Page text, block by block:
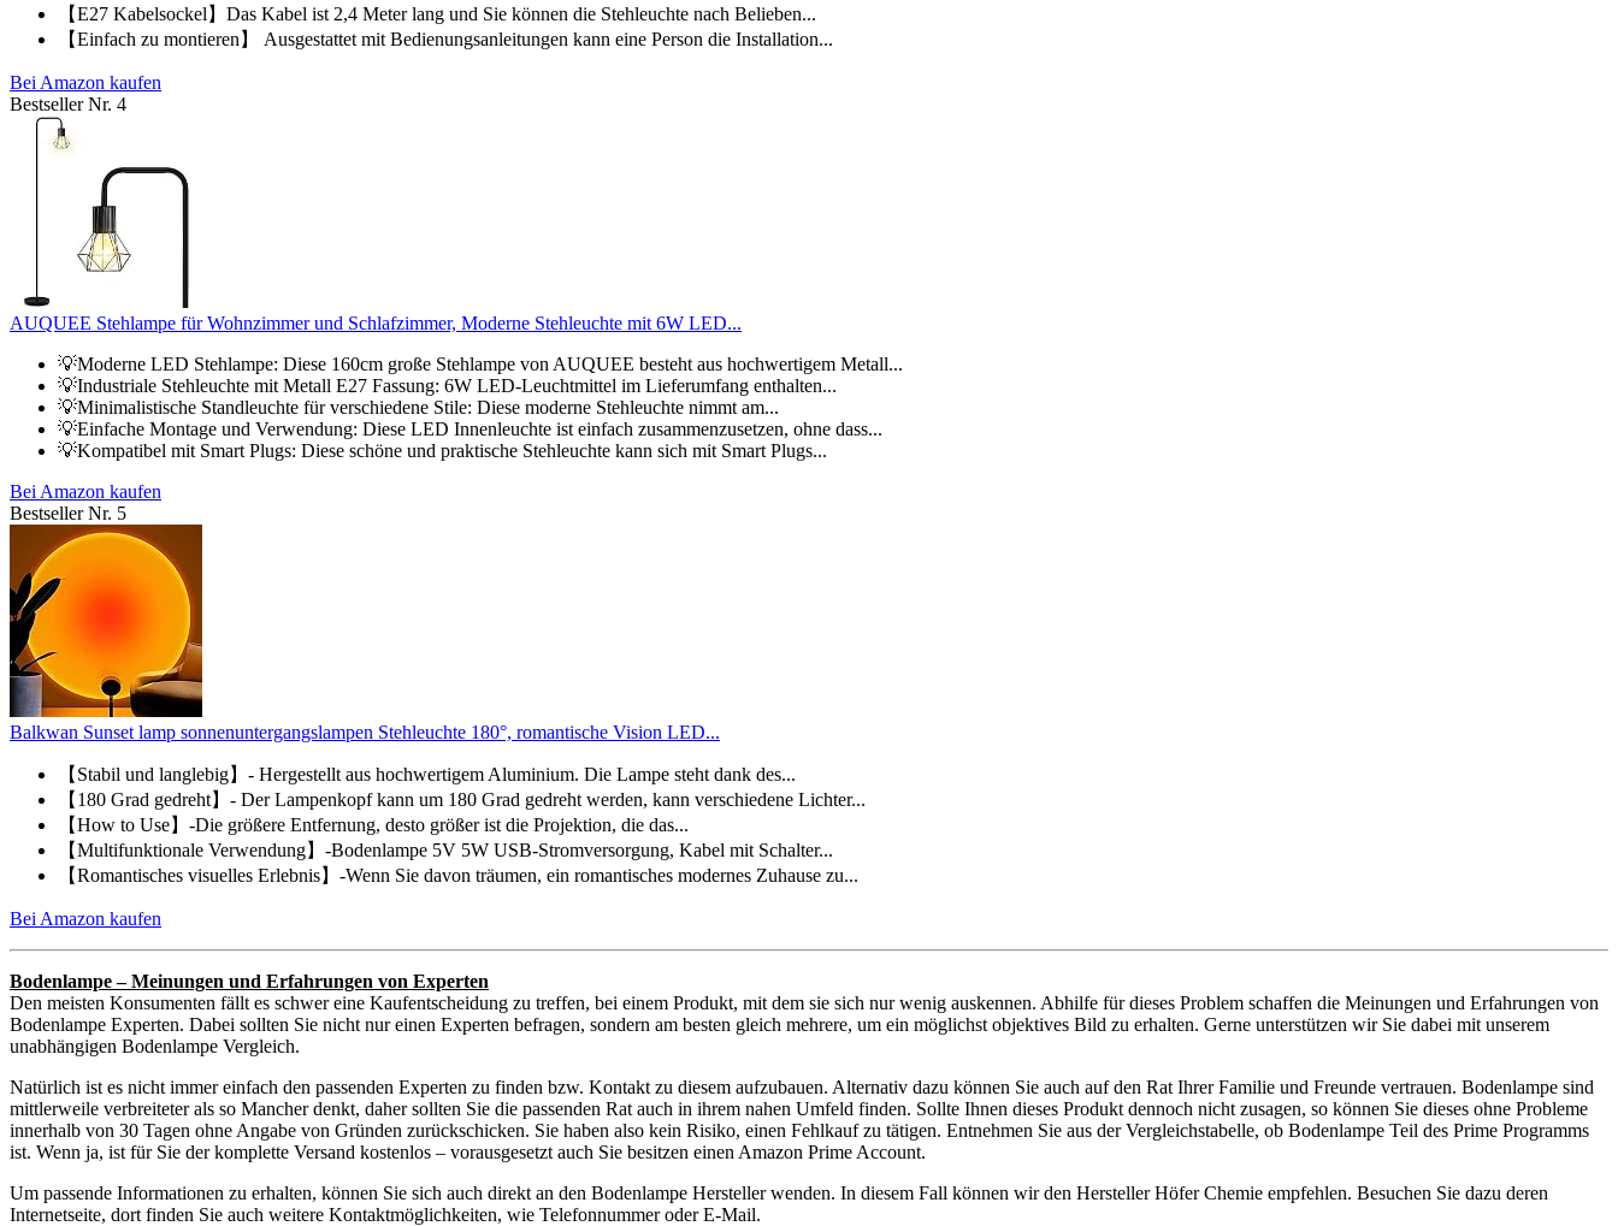
【E27 Kabelsockel】Das Kabel ist 2,4 Meter lang und Sie können die Stehleuchte nach Belieben...
【Einfach zu montieren】 Ausgestattet mit Bedienungsanleitungen kann eine Person die Installation...
Bei Amazon kaufen
Bestseller Nr. 4
AUQUEE Stehlampe für Wohnzimmer und Schlafzimmer, Moderne Stehleuchte mit 6W LED...
💡Moderne LED Stehlampe: Diese 160cm große Stehlampe von AUQUEE besteht aus hochwertigem Metall...
💡Industriale Stehleuchte mit Metall E27 Fassung: 6W LED-Leuchtmittel im Lieferumfang enthalten...
💡Minimalistische Standleuchte für verschiedene Stile: Diese moderne Stehleuchte nimmt am...
💡Einfache Montage und Verwendung: Diese LED Innenleuchte ist einfach zusammenzusetzen, ohne dass...
💡Kompatibel mit Smart Plugs: Diese schöne und praktische Stehleuchte kann sich mit Smart Plugs...
Bei Amazon kaufen
Bestseller Nr. 5
Balkwan Sunset lamp sonnenuntergangslampen Stehleuchte 180°, romantische Vision LED...
【Stabil und langlebig】- Hergestellt aus hochwertigem Aluminium. Die Lampe steht dank des...
【180 Grad gedreht】- Der Lampenkopf kann um 180 Grad gedreht werden, kann verschiedene Lichter...
【How to Use】-Die größere Entfernung, desto größer ist die Projektion, die das...
【Multifunktionale Verwendung】-Bodenlampe 5V 5W USB-Stromversorgung, Kabel mit Schalter...
【Romantisches visuelles Erlebnis】-Wenn Sie davon träumen, ein romantisches modernes Zuhause zu...
Bei Amazon kaufen
Bodenlampe – Meinungen und Erfahrungen von Experten
Den meisten Konsumenten fällt es schwer eine Kaufentscheidung zu treffen, bei einem Produkt, mit dem sie sich nur wenig auskennen. Abhilfe für dieses Problem schaffen die Meinungen und Erfahrungen von
Bodenlampe Experten. Dabei sollten Sie nicht nur einen Experten befragen, sondern am besten gleich mehrere, um ein möglichst objektives Bild zu erhalten. Gerne unterstützen wir Sie dabei mit unserem
unabhängigen Bodenlampe Vergleich.
Natürlich ist es nicht immer einfach den passenden Experten zu finden bzw. Kontakt zu diesem aufzubauen. Alternativ dazu können Sie auch auf den Rat Ihrer Familie und Freunde vertrauen. Bodenlampe sind
mittlerweile verbreiteter als so Mancher denkt, daher sollten Sie die passenden Rat auch in ihrem nahen Umfeld finden. Sollte Ihnen dieses Produkt dennoch nicht zusagen, so können Sie dieses ohne Probleme
innerhalb von 30 Tagen ohne Angabe von Gründen zurückschicken. Sie haben also kein Risiko, einen Fehlkauf zu tätigen. Entnehmen Sie aus der Vergleichstabelle, ob Bodenlampe Teil des Prime Programms
ist. Wenn ja, ist für Sie der komplette Versand kostenlos – vorausgesetzt auch Sie besitzen einen Amazon Prime Account.
Um passende Informationen zu erhalten, können Sie sich auch direkt an den Bodenlampe Hersteller wenden. In diesem Fall können wir den Hersteller Höfer Chemie empfehlen. Besuchen Sie dazu deren
Internetseite, dort finden Sie auch weitere Kontaktmöglichkeiten, wie Telefonnummer oder E-Mail.